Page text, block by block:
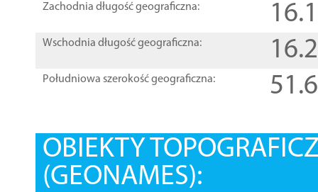
Zachodnia długość geograficzna:
Wschodnia długość geograficzna:
Południowa szerokość geograficzna:
OBIEKTY
(GEONAMES):